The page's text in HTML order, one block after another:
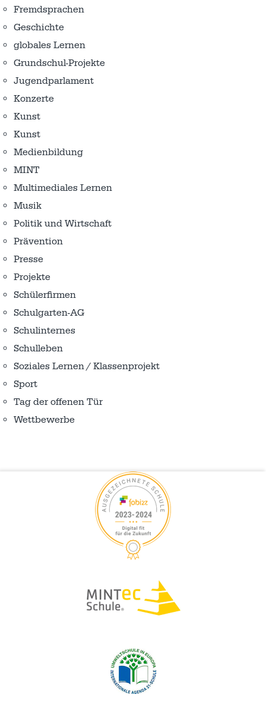
Fremdsprachen
Geschichte
globales Lernen
Grundschul-Projekte
Jugendparlament
Konzerte
Kunst
Kunst
Medienbildung
MINT
Multimediales Lernen
Musik
Politik und Wirtschaft
Prävention
Presse
Projekte
Schülerfirmen
Schulgarten-AG
Schulinternes
Schulleben
Soziales Lernen / Klassenprojekt
Sport
Tag der offenen Tür
Wettbewerbe